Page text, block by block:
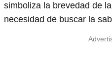
simboliza la brevedad de
necesidad de buscar la